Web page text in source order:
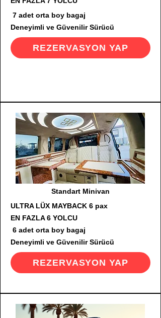
7 adet orta boy bagaj
Deneyimli ve Güvenilir Sürücü
REZERVASYON YAP
Standart Minivan
ULTRA LÜX MAYBACK 6 pax
EN FAZLA 6 YOLCU
6 adet orta boy bagaj
Deneyimli ve Güvenilir Sürücü
REZERVASYON YAP